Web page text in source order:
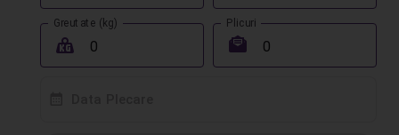
Greutate (kg)
󰖢
Plicuri
󰾱